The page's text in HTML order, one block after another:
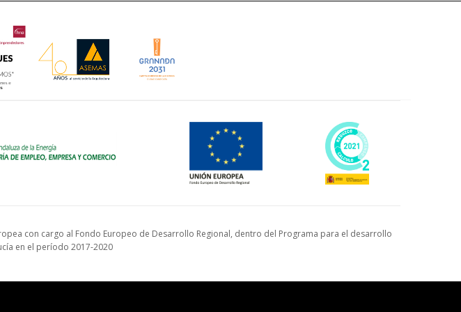
con cargo al Fondo Europeo de Desarrollo Regional, dentro del Programa para el desarrollo
en el período 2017-2020